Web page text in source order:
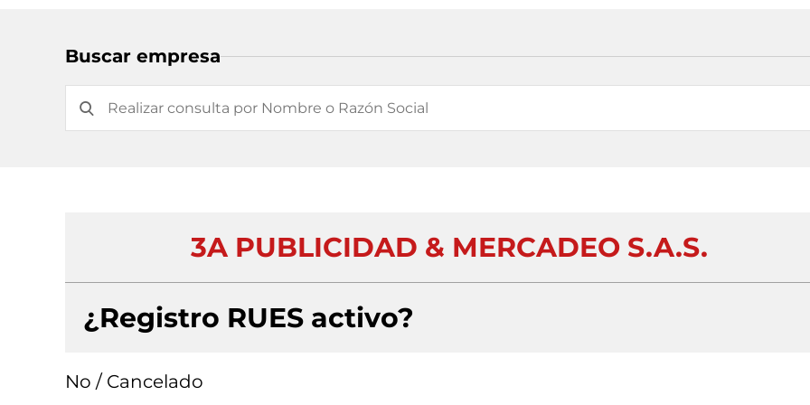
Buscar empresa
3A PUBLICIDAD & MERCADEO S.A.S.
¿Registro RUES activo?
No / Cancelado